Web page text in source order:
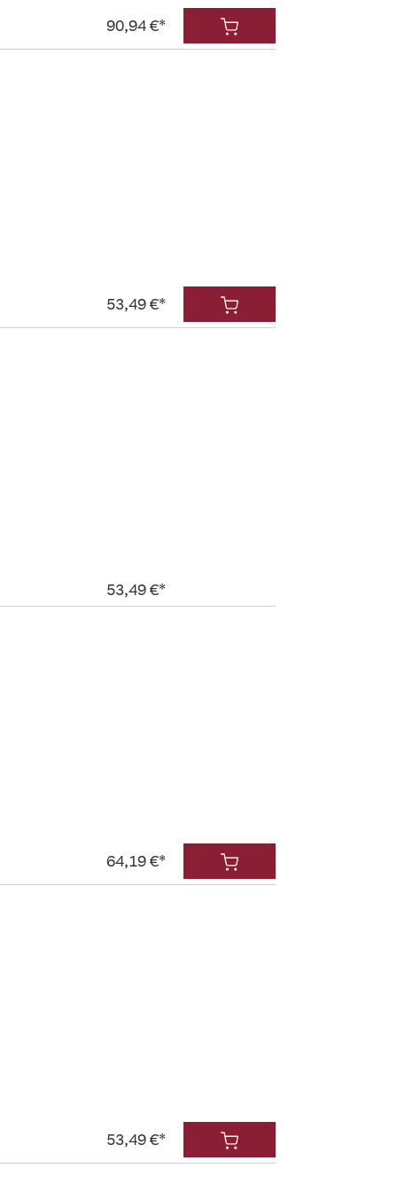
90,94 €*
53,49 €*
53,49 €*
64,19 €*
53,49 €*